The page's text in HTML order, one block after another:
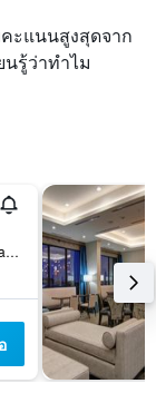
ะแนนสูงสุดจาก
นรู้ว่าทำไม
12004 Railway Avenue East, North Battleford, SK, แคนาดา